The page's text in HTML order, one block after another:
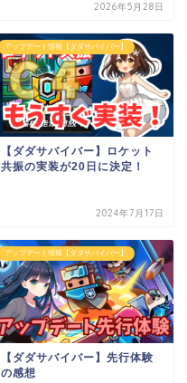
2026年5月28日
アップデート情報【ダダサバイバー】
【ダダサバイバー】ロケット
共振の実装が20日に決定！
2024年7月17日
アップデート情報【ダダサバイバー】
【ダダサバイバー】先行体験
の感想